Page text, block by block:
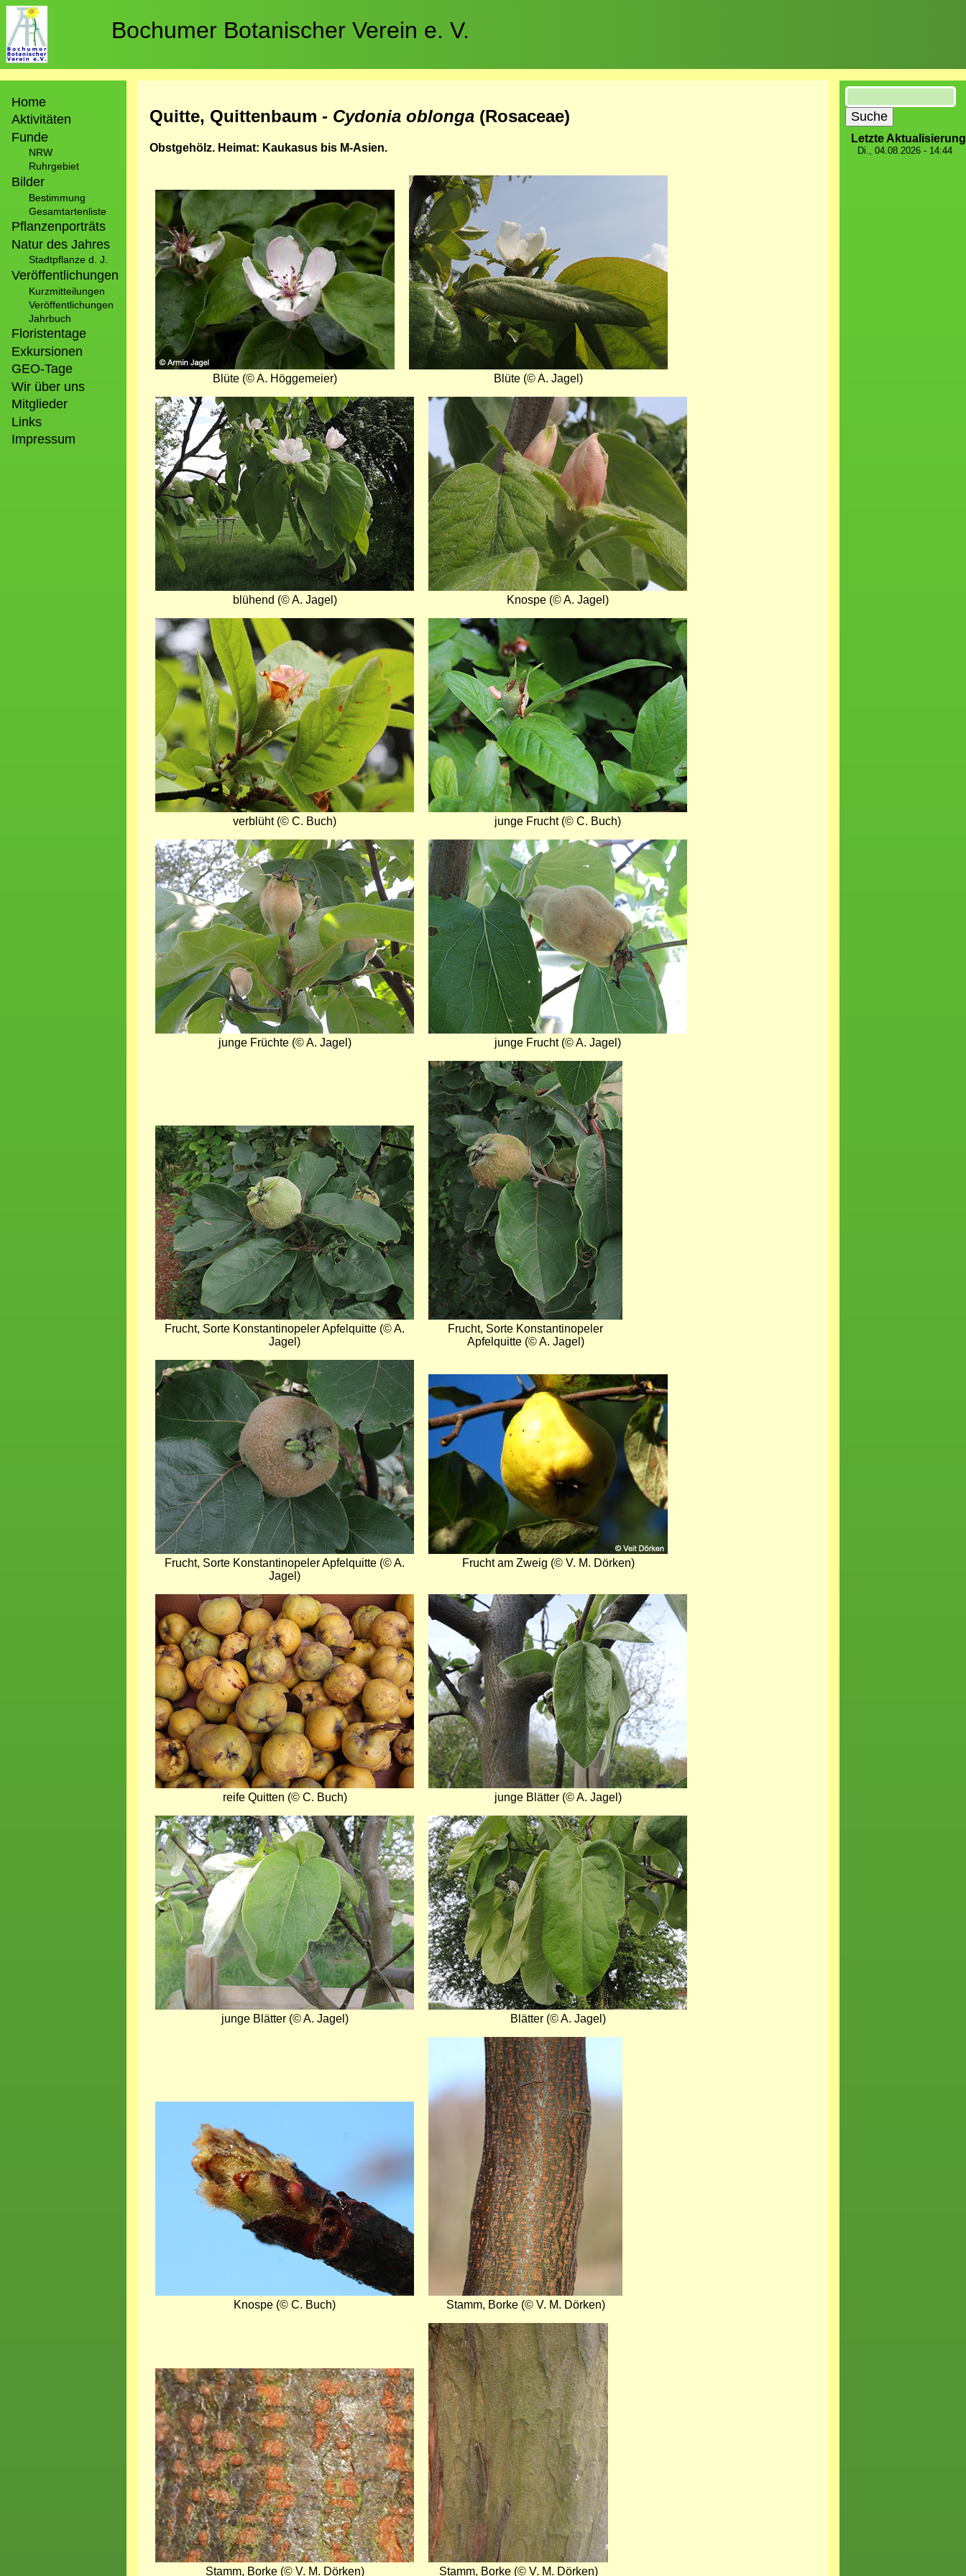
Direkt
zum
Inhalt
Bochumer Botanischer Verein e. V.
Home
Aktivitäten
Funde
NRW
Ruhrgebiet
Bilder
Bestimmung
Gesamtartenliste
Pflanzenporträts
Natur des Jahres
Stadtpflanze d. J.
Veröffentlichungen
Kurzmitteilungen
Veröffentlichungen
Jahrbuch
Floristentage
Exkursionen
GEO-Tage
Wir über uns
Mitglieder
Links
Impressum
Quitte, Quittenbaum - Cydonia oblonga (Rosaceae)
Obstgehölz. Heimat: Kaukasus bis M-Asien.
Bild
Blüte (© A. Höggemeier)
Bild
Blüte (© A. Jagel)
Bild
blühend (© A. Jagel)
Bild
Knospe (© A. Jagel)
Bild
verblüht (© C. Buch)
Bild
junge Frucht (© C. Buch)
Bild
junge Früchte (© A. Jagel)
Bild
junge Frucht (© A. Jagel)
Bild
Frucht, Sorte Konstantinopeler Apfelquitte (© A.
Jagel)
Bild
Frucht, Sorte Konstantinopeler
Apfelquitte (© A. Jagel)
Bild
Frucht, Sorte Konstantinopeler Apfelquitte (© A.
Jagel)
Frucht am Zweig (© V. M. Dörken)
reife Quitten (© C. Buch)
Bild
junge Blätter (© A. Jagel)
Bild
junge Blätter (© A. Jagel)
Bild
Blätter (© A. Jagel)
Knospe (© C. Buch) Stamm, Borke (© V. M. Dörken)
Bild
Stamm, Borke (© V. M. Dörken)
Bild
Stamm, Borke (© V. M. Dörken)
Suche
Letzte Aktualisierung
Di., 04.08.2026 - 14:44